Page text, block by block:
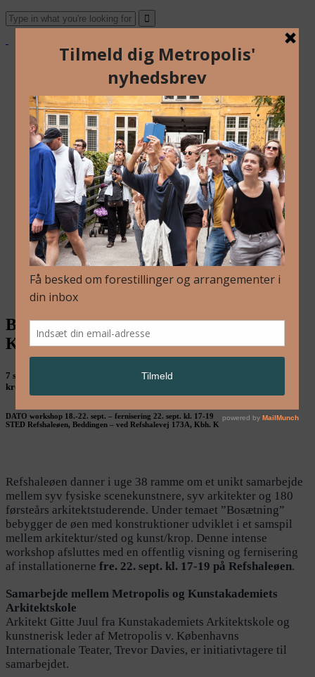
Archive
Newsletter
Contact
English
Danish
About Us
Archive
Newsletter
Contact
English
Danish
BOSÆTNING – collaboration with
KADK School of Architecture
7 scenekunstnere, 7 arkitekter og 180 arkitektstuderende fusionerer kunst,
krop og arkitektur i 7 bosættelser på Refshaleøen
DATO workshop 18.-22. sept. – fernisering 22. sept. kl. 17-19
STED Refshaleøen, Beddingen – ved Refshalevej 173A, Kbh. K
Refshaleøen danner i uge 38 ramme om et unikt samarbejde
mellem syv fysiske scenekunstnere, syv arkitekter og 180
førsteårs arkitektstuderende. Under temaet ”Bosætning”
bebygger de øen med konstruktioner udviklet i et samspil
mellem arkitektur/sted og kunst/krop. Denne intense
workshop afsluttes med en offentlig visning og fernisering
af installationerne fre. 22. sept. kl. 17-19 på Refshaleøen.
Samarbejde mellem Metropolis og Kunstakademiets
Arkitektskole
Arkitekt Gitte Juul fra Kunstakademiets Arkitektskole og
kunstnerisk leder af Metropolis v. Københavns
Internationale Teater, Trevor Davies, er initiativtagere til
samarbejdet.